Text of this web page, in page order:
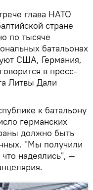
глава НАТО
стране
по тысяче
батальонах
США, Германия,
в пресс-
Литвы Дали
к батальону
германских
должно быть
"Мы получили
надеялись", —